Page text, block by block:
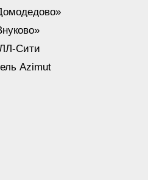
Сити
Azimut